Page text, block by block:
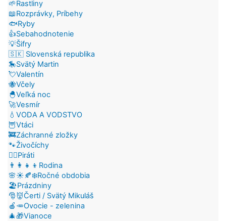
🌱Rastliny
📖Rozprávky, Príbehy
🐟Ryby
👍Sebahodnotenie
💡Šifry
🇸🇰 Slovenská republika
🎠Svätý Martin
💘Valentín
🐝Včely
🐣Veľká noc
🚀Vesmír
💧VODA A VODSTVO
🦉Vtáci
🚒Záchranné zložky
🐾Živočíchy
🏴‍☠️Piráti
👨‍👩‍👧‍👦Rodina
🌸☀️🍂❄️Ročné obdobia
🏖️Prázdniny
🎅👹Čerti / Svätý Mikuláš
🍎🥕Ovocie - zelenina
🎄🎁Vianoce